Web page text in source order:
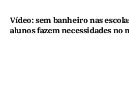
Vídeo: sem banheiro nas
alunos fazem necessidades no